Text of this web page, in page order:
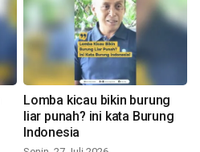
Lomba kicau bikin burung
liar punah? ini kata Burung
Indonesia